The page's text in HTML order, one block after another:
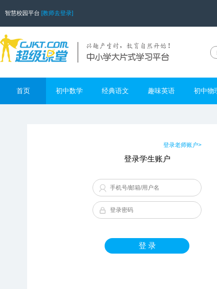
智慧校园平台 [教师去登录]
首页 初中数学 经典语文 趣味英语 初中物
登录老师账户>
登录学生账户
登 录